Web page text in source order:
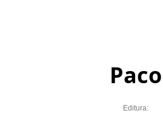
Paco
Editura: